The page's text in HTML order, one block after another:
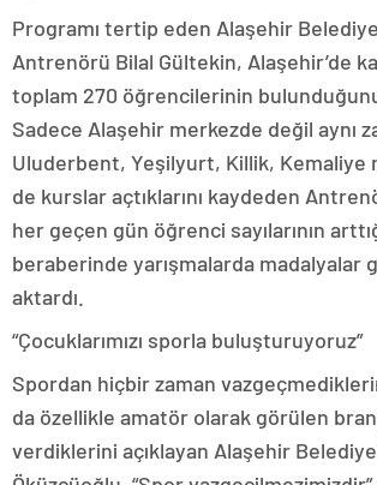
Programı tertip eden Alaşehir
Antrenörü Bilal Gültekin, Alaşehir’de
toplam 270 öğrencilerinin
Sadece Alaşehir merkezde değil aynı
Uluderbent, Yeşilyurt, Killik, Kemaliye
de kurslar açtıklarını kaydeden
her geçen gün öğrenci sayılarının
beraberinde yarışmalarda madalyalar
aktardı.
“Çocuklarımızı sporla buluşturuyoruz”
Spordan hiçbir zaman
da özellikle amatör olarak görülen
verdiklerini açıklayan Alaşehir